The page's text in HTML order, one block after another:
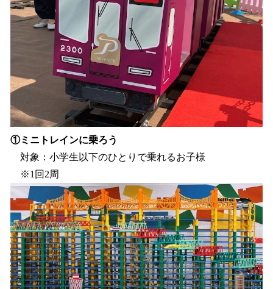
①ミニトレインに乗ろう
対象：小学生以下のひとりで乗れるお子様
※1回2周